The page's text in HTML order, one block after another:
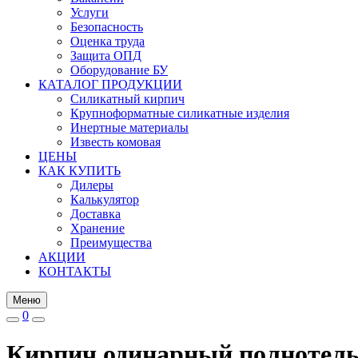
Услуги
Безопасность
Оценка труда
Защита ОПД
Оборудование БУ
КАТАЛОГ ПРОДУКЦИИ
Силикатный кирпич
Крупноформатные силикатные изделия
Инертные материалы
Известь комовая
ЦЕНЫ
КАК КУПИТЬ
Дилеры
Калькулятор
Доставка
Хранение
Преимущества
АКЦИИ
КОНТАКТЫ
Меню
0